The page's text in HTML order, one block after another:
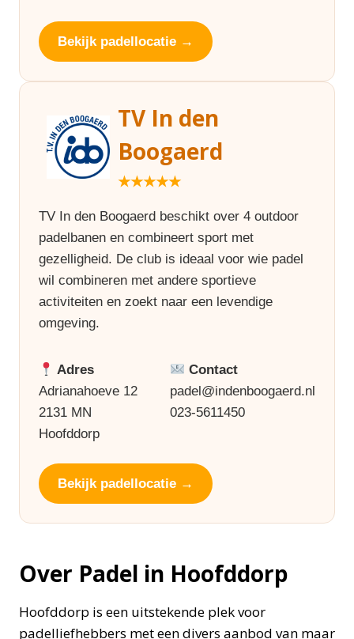
Bekijk padellocatie →
TV In den
Boogaerd
★★★★★
TV In den Boogaerd beschikt over 4 outdoor
padelbanen en combineert sport met
gezelligheid. De club is ideaal voor wie padel
wil combineren met andere sportieve
activiteiten en zoekt naar een levendige
omgeving.
Adres
Adrianahoeve 12
2131 MN
Hoofddorp
Contact
padel@indenboogaerd.nl
023-5611450
Bekijk padellocatie →
Over Padel in Hoofddorp
Hoofddorp is een uitstekende plek voor
padelliefhebbers met een divers aanbod van maar